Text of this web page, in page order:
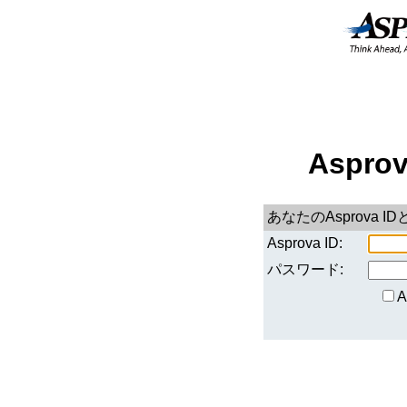
あなたのAsprova ID
Asprova ID:
パスワード: